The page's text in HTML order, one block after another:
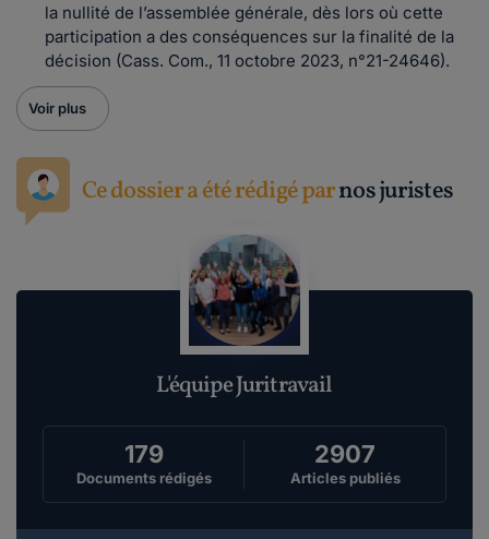
la nullité de l’assemblée générale, dès lors où cette
participation a des conséquences sur la finalité de la
décision (Cass. Com., 11 octobre 2023, n°21-24646).
Voir plus
Ce dossier a été rédigé parnos juristes
L'équipe Juritravail
179
Documents rédigés
2907
Articles publiés